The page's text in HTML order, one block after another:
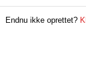
Endnu ikke oprettet?